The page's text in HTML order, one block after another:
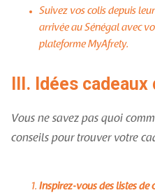
Suivez vos colis depuis
arrivée au Sénégal avec
plateforme MyAfrety.
III. Idées
Vous ne savez pas quoi
conseils pour trouver votre
Inspirez-vous des listes de